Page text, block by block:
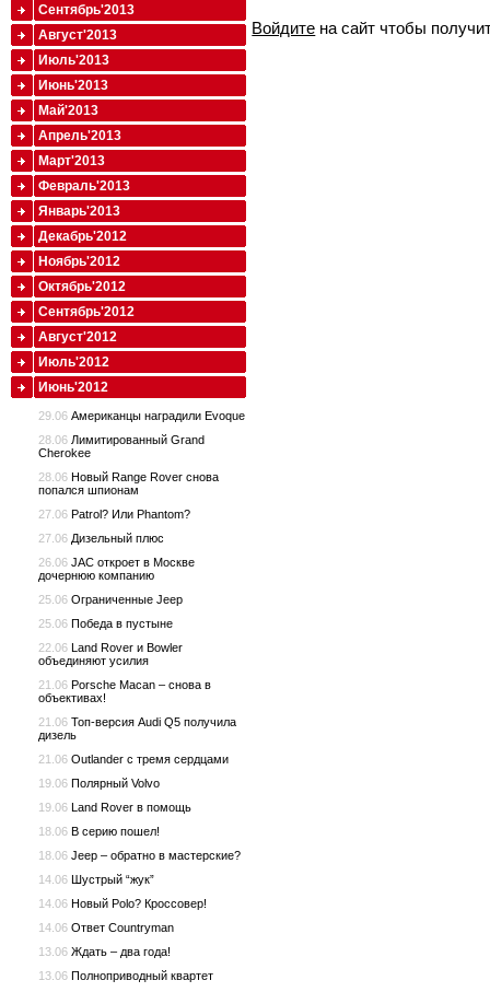
Войдите на сайт чтобы
Сентябрь'2013
Август'2013
Июль'2013
Июнь'2013
Май'2013
Апрель'2013
Март'2013
Февраль'2013
Январь'2013
Декабрь'2012
Ноябрь'2012
Октябрь'2012
Сентябрь'2012
Август'2012
Июль'2012
Июнь'2012
29.06 Американцы наградили Evoque
28.06 Лимитированный Grand
Cherokee
28.06 Новый Range Rover снова
попался шпионам
27.06 Patrol? Или Phantom?
27.06 Дизельный плюс
26.06 JAC откроет в Москве
дочернюю компанию
25.06 Ограниченные Jeep
25.06 Победа в пустыне
22.06 Land Rover и Bowler
объединяют усилия
21.06 Porsche Macan – снова в
объективах!
21.06 Топ-версия Audi Q5 получила
дизель
21.06 Outlander с тремя сердцами
19.06 Полярный Volvo
19.06 Land Rover в помощь
18.06 В серию пошел!
18.06 Jeep – обратно в мастерские?
14.06 Шустрый “жук”
14.06 Новый Polo? Кроссовер!
14.06 Ответ Countryman
13.06 Ждать – два года!
13.06 Полноприводный квартет